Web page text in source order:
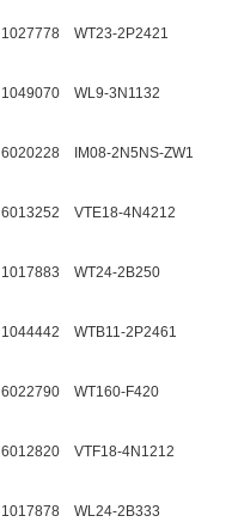
1027778 WT23-2P2421
1049070 WL9-3N1132
6020228 IM08-2N5NS-ZW1
6013252 VTE18-4N4212
1017883 WT24-2B250
1044442 WTB11-2P2461
6022790 WT160-F420
6012820 VTF18-4N1212
1017878 WL24-2B333